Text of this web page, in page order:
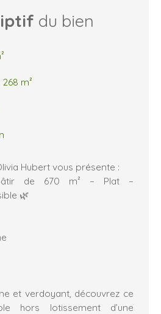
du bien
268 m²
Hubert vous présente :
de 670 m² – Plat –
🌿
et verdoyant, découvrez ce
hors lotissement d’une